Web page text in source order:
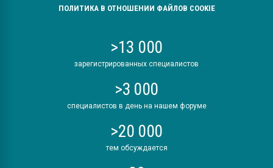
ПОЛИТИКА В ОТНОШЕНИИ ФАЙЛОВ COOKIE
>13 000
зарегистрированных специалистов
>3 000
специалистов в день на нашем форуме
>20 000
тем обсуждается